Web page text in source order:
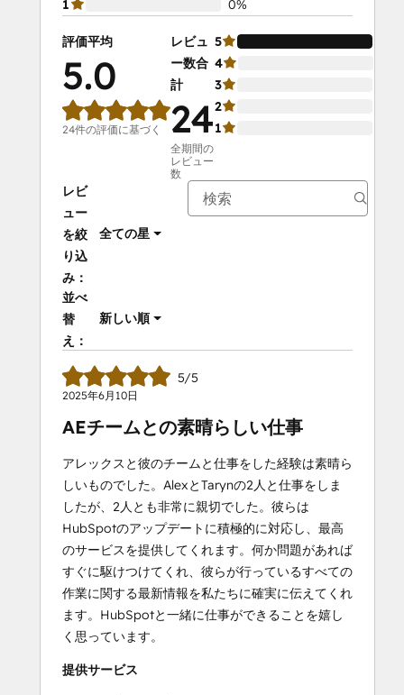
1 0%
評価平均
5.0
24件の評価に基づく
レビュ
ー数合
計
24
全期間の
レビュー
数
5
4
3
2
1
レビ
ュー
を絞
り込
み：
全ての星
並べ
替
え：
新しい順
5/5
2025年6月10日
AEチームとの素晴らしい仕事
アレックスと彼のチームと仕事をした経験は素晴ら
しいものでした。AlexとTarynの2人と仕事をしま
したが、2人とも非常に親切でした。彼らは
HubSpotのアップデートに積極的に対応し、最高
のサービスを提供してくれます。何か問題があれば
すぐに駆けつけてくれ、彼らが行っているすべての
作業に関する最新情報を私たちに確実に伝えてくれ
ます。HubSpotと一緒に仕事ができることを嬉し
く思っています。
提供サービス